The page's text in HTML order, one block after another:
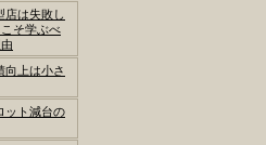
店は失敗し
そ学ぶべ
向上は小さ
ット減台の